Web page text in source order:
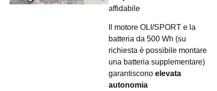
affidabile
Il motore OLI/SPORT e la
batteria da 500 Wh (su
richiesta è possibile montare
una batteria supplementare)
garantiscono elevata
autonomia